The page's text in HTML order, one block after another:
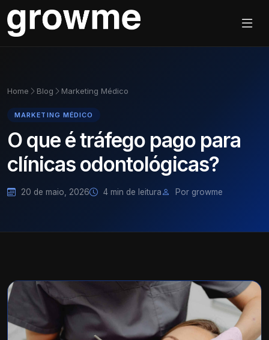
Home Blog Marketing Médico
MARKETING MÉDICO
O que é tráfego pago para
clínicas odontológicas?
20 de maio, 2026 4 min de leitura Por growme